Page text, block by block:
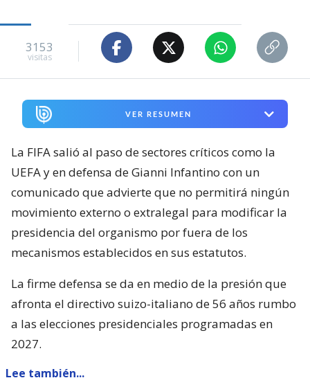
3153
visitas
VER RESUMEN
La FIFA salió al paso de sectores críticos como la
UEFA y en defensa de Gianni Infantino con un
comunicado que advierte que no permitirá ningún
movimiento externo o extralegal para modificar la
presidencia del organismo por fuera de los
mecanismos establecidos en sus estatutos.
La firme defensa se da en medio de la presión que
afronta el directivo suizo-italiano de 56 años rumbo
a las elecciones presidenciales programadas en
2027.
Lee también...